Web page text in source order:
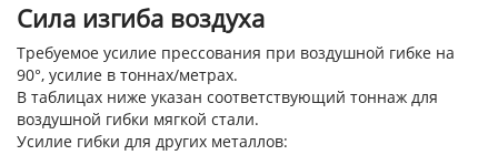
Сила изгиба воздуха
Требуемое усилие прессования при воздушной гибке на
90°, усилие в тоннах/метрах.
В таблицах ниже указан соответствующий тоннаж для
воздушной гибки мягкой стали.
Усилие гибки для других металлов: